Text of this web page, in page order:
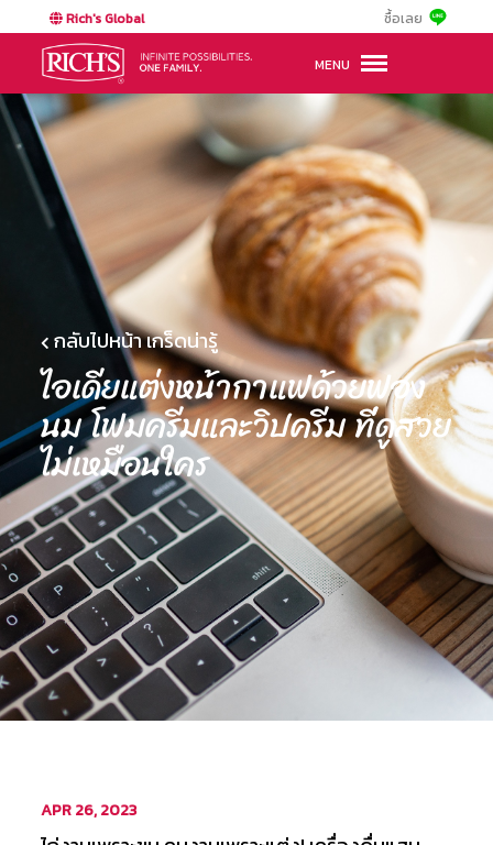
Rich's Global ซื้อเลย
MENU
กลับไปหน้า เกร็ดน่ารู้
ไอเดียแต่งหน้ากาแฟด้วยฟอง
นม โฟมครีมและวิปครีม ที่ดูสวย
ไม่เหมือนใคร
APR 26, 2023